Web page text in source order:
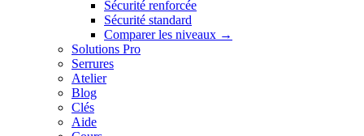
Sécurité renforcée
Sécurité standard
Comparer les niveaux →
Solutions Pro
Serrures
Atelier
Blog
Clés
Aide